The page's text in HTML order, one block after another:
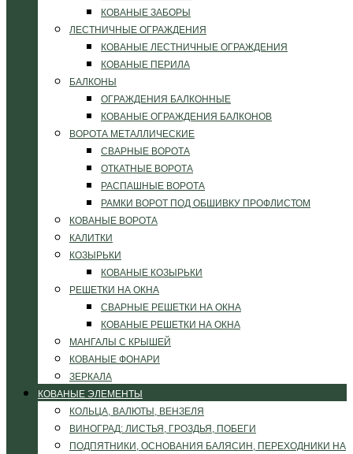
КОВАНЫЕ ЗАБОРЫ
ЛЕСТНИЧНЫЕ ОГРАЖДЕНИЯ
КОВАНЫЕ ЛЕСТНИЧНЫЕ ОГРАЖДЕНИЯ
КОВАНЫЕ ПЕРИЛА
БАЛКОНЫ
ОГРАЖДЕНИЯ БАЛКОННЫЕ
КОВАНЫЕ ОГРАЖДЕНИЯ БАЛКОНОВ
ВОРОТА МЕТАЛЛИЧЕСКИЕ
СВАРНЫЕ ВОРОТА
ОТКАТНЫЕ ВОРОТА
РАСПАШНЫЕ ВОРОТА
РАМКИ ВОРОТ ПОД ОБШИВКУ ПРОФЛИСТОМ
КОВАНЫЕ ВОРОТА
КАЛИТКИ
КОЗЫРЬКИ
КОВАНЫЕ КОЗЫРЬКИ
РЕШЕТКИ НА ОКНА
СВАРНЫЕ РЕШЕТКИ НА ОКНА
КОВАНЫЕ РЕШЕТКИ НА ОКНА
МАНГАЛЫ С КРЫШЕЙ
КОВАНЫЕ ФОНАРИ
ЗЕРКАЛА
КОВАНЫЕ ЭЛЕМЕНТЫ
КОЛЬЦА, ВАЛЮТЫ, ВЕНЗЕЛЯ
ВИНОГРАД: ЛИСТЬЯ, ГРОЗДЬЯ, ПОБЕГИ
ПОДПЯТНИКИ, ОСНОВАНИЯ БАЛЯСИН, ПЕРЕХОДНИКИ НА